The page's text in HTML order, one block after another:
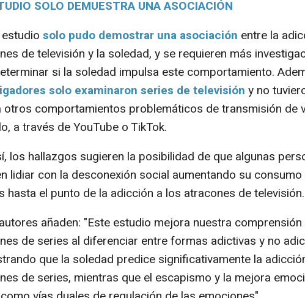
SOLO DEMUESTRA UNA ASOCIACIÓN
solo pudo demostrar una asociación entre la
de televisión y la soledad, y se requieren más
si la soledad impulsa este comportamiento.
solo examinaron series de televisión y no
otros comportamientos problemáticos de transmisión de
a través de YouTube o TikTok.
los hallazgos sugieren la posibilidad de que algunas
lidiar con la desconexión social aumentando su
hasta el punto de la adicción a los atracones de televisión.
añaden: "Este estudio mejora nuestra
de series al diferenciar entre formas adictivas y no
que la soledad predice significativamente la
de series, mientras que el escapismo y la mejora